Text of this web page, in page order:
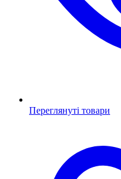
Переглянуті товари